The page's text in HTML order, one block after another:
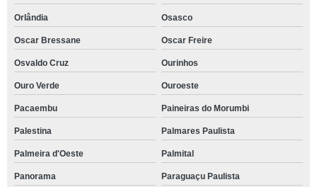
Orlândia Osasco
Oscar Bressane Oscar Freire
Osvaldo Cruz Ourinhos
Ouro Verde Ouroeste
Pacaembu Paineiras do Morumbi
Palestina Palmares Paulista
Palmeira d'Oeste Palmital
Panorama Paraguaçu Paulista